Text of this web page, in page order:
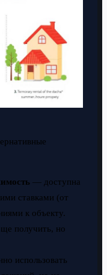
— доступна
ставками (от
к объекту.
получить, но
использовать